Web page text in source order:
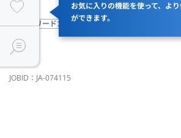
お気に入りの機能を使って、よ
ができます。
業界のリードカンパニー 自社サービスがある
JOBID：JA-074115